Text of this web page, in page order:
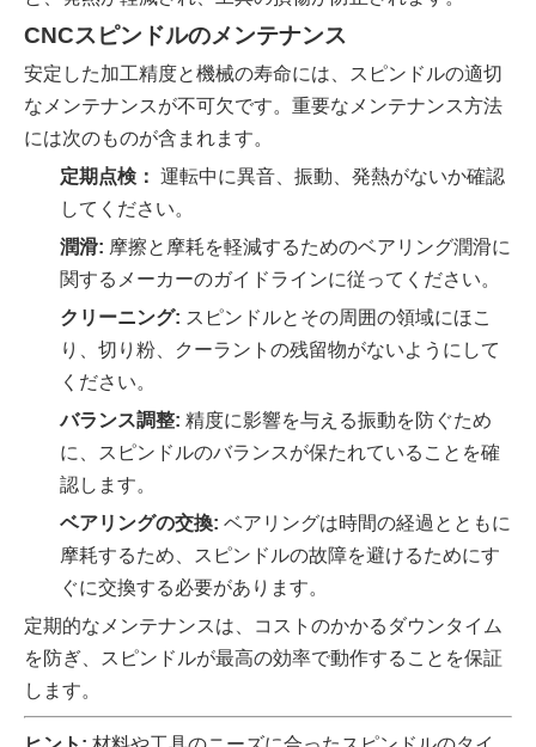
CNCスピンドルのメンテナンス
安定した加工精度と機械の寿命には、スピンドルの適切
なメンテナンスが不可欠です。重要なメンテナンス方法
には次のものが含まれます。
定期点検： 運転中に異音、振動、発熱がないか確認
してください。
潤滑: 摩擦と摩耗を軽減するためのベアリング潤滑に
関するメーカーのガイドラインに従ってください。
クリーニング: スピンドルとその周囲の領域にほこ
り、切り粉、クーラントの残留物がないようにして
ください。
バランス調整: 精度に影響を与える振動を防ぐため
に、スピンドルのバランスが保たれていることを確
認します。
ベアリングの交換: ベアリングは時間の経過とともに
摩耗するため、スピンドルの故障を避けるためにす
ぐに交換する必要があります。
定期的なメンテナンスは、コストのかかるダウンタイム
を防ぎ、スピンドルが最高の効率で動作することを保証
します。